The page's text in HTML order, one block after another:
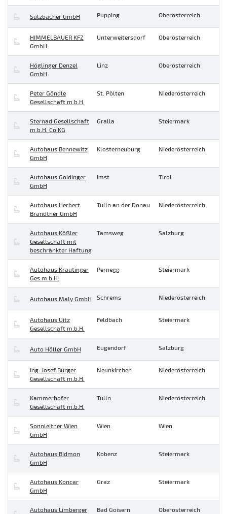
Sulzbacher GmbH Pupping Oberösterreich
HIMMELBAUER KFZ
GmbH
Unterweitersdorf Oberösterreich
Höglinger Denzel
GmbH
Linz Oberösterreich
Peter Göndle
Gesellschaft m.b.H.
St. Pölten Niederösterreich
Sternad Gesellschaft
m.b.H. Co KG
Gralla Steiermark
Autohaus Bennewitz
GmbH
Klosterneuburg Niederösterreich
Autohaus Goidinger
GmbH
Imst Tirol
Autohaus Herbert
Brandtner GmbH
Tulln an der Donau Niederösterreich
Autohaus Kößler
Gesellschaft mit
beschränkter Haftung
Tamsweg Salzburg
Autohaus Krautinger
Ges.m.b.H.
Pernegg Steiermark
Autohaus Maly GmbH Schrems Niederösterreich
Autohaus Uitz
Gesellschaft m.b.H.
Feldbach Steiermark
Auto Höller GmbH Eugendorf Salzburg
Ing. Josef Bürger
Gesellschaft m.b.H.
Neunkirchen Niederösterreich
Kammerhofer
Gesellschaft m.b.H.
Tulln Niederösterreich
Sonnleitner Wien
GmbH
Wien Wien
Autohaus Bidmon
GmbH
Kobenz Steiermark
Autohaus Koncar
GmbH
Graz Steiermark
Autohaus Limberger
Bad Goisern Oberösterreich